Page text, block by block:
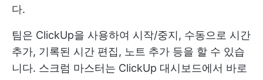
다.
팀은 ClickUp을 사용하여 시작/중지, 수동으로 시간
추가, 기록된 시간 편집, 노트 추가 등을 할 수 있습
니다. 스크럼 마스터는 ClickUp 대시보드에서 바로